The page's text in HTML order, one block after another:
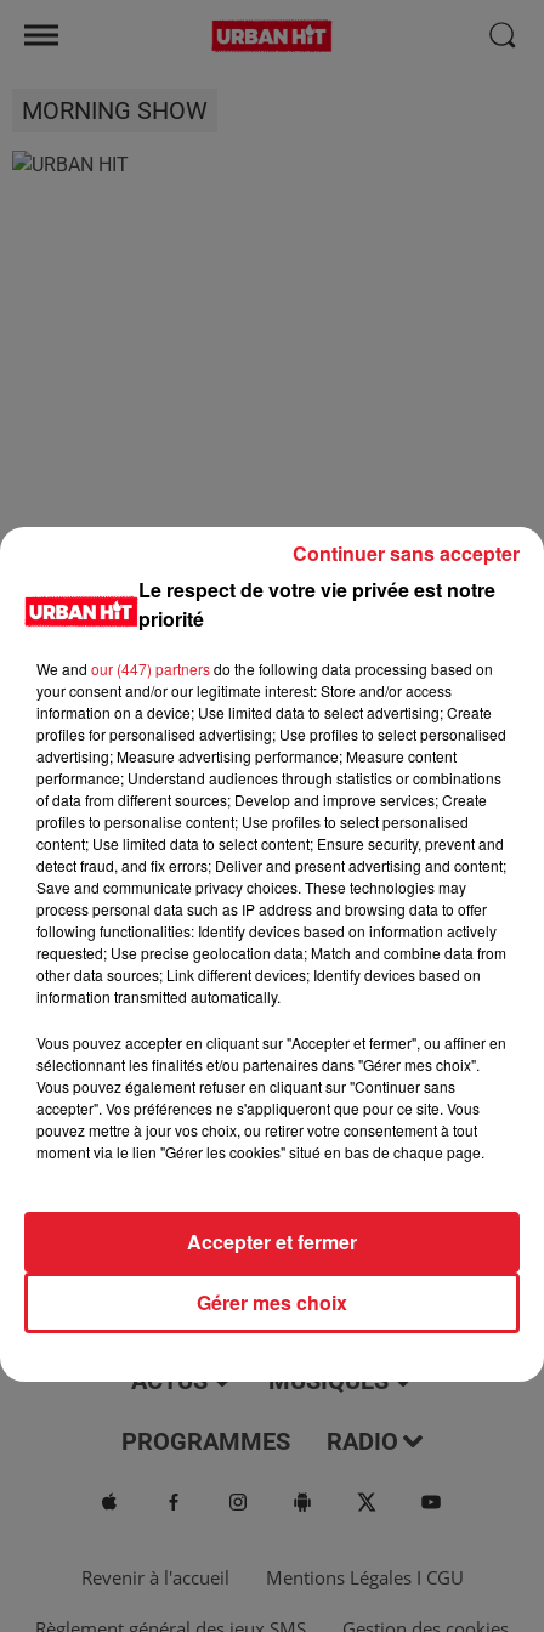
MORNING SHOW
0:00 2 min 50 sec
16 septembre 2021 - 2 min 50 sec
Sondage clôturé du 16/09/2021
Du lundi au vendredi, de 6h à 09h, retrouvez Evan, Sandro,
Aline et Laura pour vous réveiller sur Urban hit. Au
programme : le jeu des 30 secondes chrono, le sondage du
jour, l'info moulaga, le saviez-vous...
ACTUS MUSIQUES
PROGRAMMES RADIO
Revenir à l'accueil Mentions Légales I CGU
Le respect de votre vie privée est notre
priorité
We and our (447) partnersdo the following data processing based on
your consent and/or our legitimate interest: Store and/or access
information on a device; Use limited data to select advertising; Create
profiles for personalised advertising; Use profiles to select personalised
advertising; Measure advertising performance; Measure content
performance; Understand audiences through statistics or combinations
of data from different sources; Develop and improve services; Create
profiles to personalise content; Use profiles to select personalised
content; Use limited data to select content; Ensure security, prevent and
detect fraud, and fix errors; Deliver and present advertising and content;
Save and communicate privacy choices. These technologies may
process personal data such as IP address and browsing data to offer
following functionalities: Identify devices based on information actively
requested; Use precise geolocation data; Match and combine data from
other data sources; Link different devices; Identify devices based on
information transmitted automatically.
Vous pouvez accepter en cliquant sur "Accepter et fermer", ou affiner en
sélectionnant les finalités et/ou partenaires dans "Gérer mes choix".
Vous pouvez également refuser en cliquant sur "Continuer sans
accepter". Vos préférences ne s'appliqueront que pour ce site. Vous
pouvez mettre à jour vos choix, ou retirer votre consentement à tout
moment via le lien "Gérer les cookies" situé en bas de chaque page.
Gérer mes choix
Accepter et fermer
Continuer sans accepter